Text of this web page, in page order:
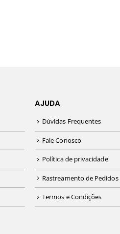
AJUDA
Dúvidas Frequentes
Fale Conosco
Política de privacidade
Rastreamento de Pedidos
Termos e Condições